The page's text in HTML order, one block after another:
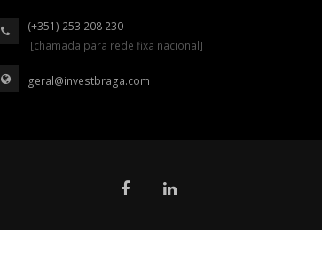
(+351) 253 208 230
[chamada para rede fixa nacional]
geral@investbraga.com